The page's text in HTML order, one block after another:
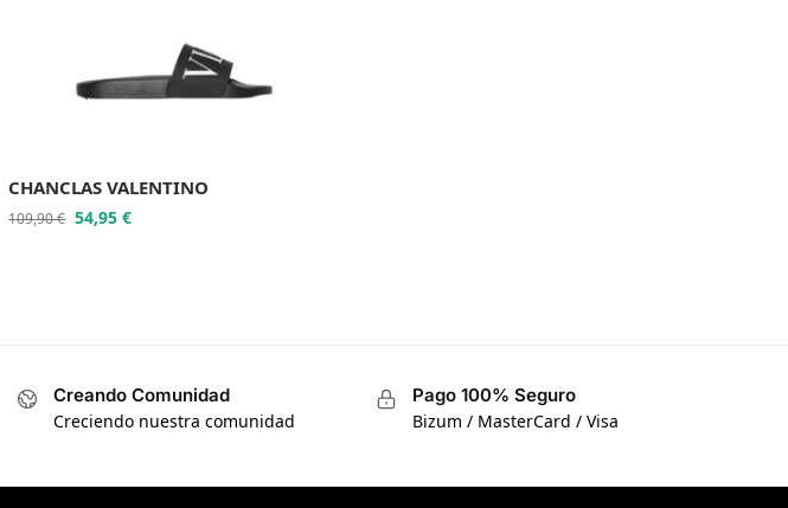
CHANCLAS VALENTINO
109,90€ 54,95€
Creando Comunidad
Creciendo nuestra comunidad
Pago 100% Seguro
Bizum / MasterCard / Visa